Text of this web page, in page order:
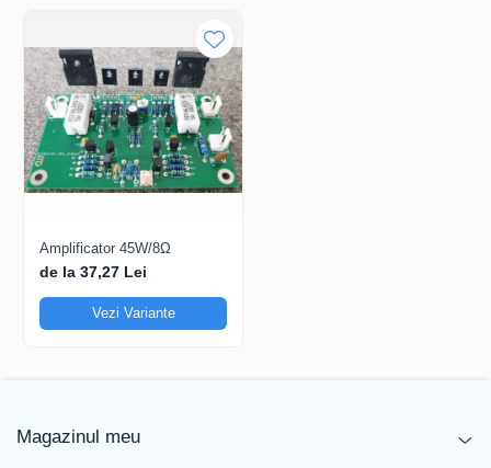
Amplificator 45W/8Ω
de la 37,27 Lei
Vezi Variante
Magazinul meu